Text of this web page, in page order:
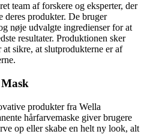
team af forskere og eksperter, der
deres produkter. De bruger
nøje udvalgte ingredienser for at
resultater. Produktionen sker
sikre, at slutprodukterne er af
produkter fra Wella
hårfarvemaske giver brugere
op eller skabe en helt ny look, alt